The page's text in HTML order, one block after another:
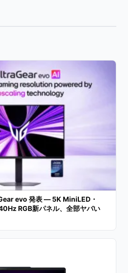
evo 発表 — 5K MiniLED・
RGB新パネル、全部ヤバい